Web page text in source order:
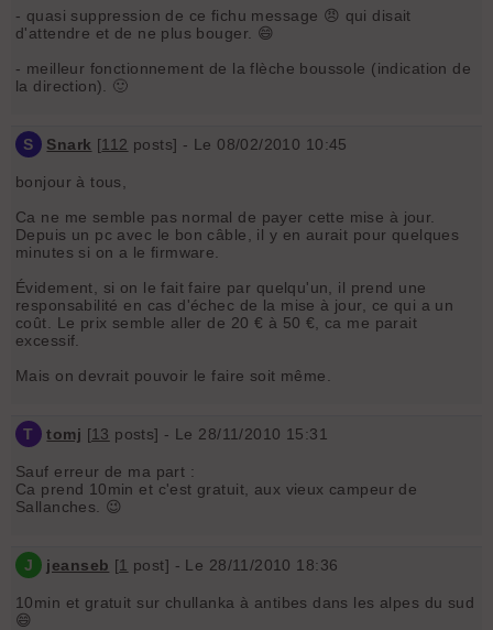
- quasi suppression de ce fichu message 😠 qui disait
d'attendre et de ne plus bouger. 😄
- meilleur fonctionnement de la flèche boussole (indication de
la direction). 🙂
S Snark [112 posts] - Le 08/02/2010 10:45
bonjour à tous,
Ca ne me semble pas normal de payer cette mise à jour.
Depuis un pc avec le bon câble, il y en aurait pour quelques
minutes si on a le firmware.
Évidement, si on le fait faire par quelqu'un, il prend une
responsabilité en cas d'échec de la mise à jour, ce qui a un
coût. Le prix semble aller de 20 € à 50 €, ca me parait
excessif.
Mais on devrait pouvoir le faire soit même.
T tomj [13 posts] - Le 28/11/2010 15:31
Sauf erreur de ma part :
Ca prend 10min et c'est gratuit, aux vieux campeur de
Sallanches. 😉
J jeanseb [1 post] - Le 28/11/2010 18:36
10min et gratuit sur chullanka à antibes dans les alpes du sud
😄